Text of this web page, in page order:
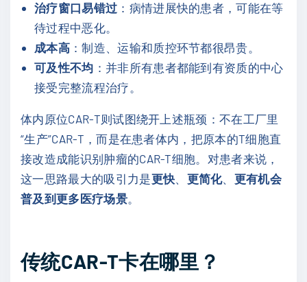
治疗窗口易错过 ：病情进展快的患者，可能在等
待过程中恶化。
成本高：制造、运输和质控环节都很昂贵。
可及性不均 ：并非所有患者都能到有资质的中心
接受完整流程治疗。
体内原位CAR-T则试图绕开上述瓶颈：不在工厂里
“生产”CAR-T，而是在患者体内，把原本的T细胞直
接改造成能识别肿瘤的CAR-T细胞。对患者来说，
这一思路最大的吸引力是更快、 更简化、 更有机会
普及到更多医疗场景。
传统CAR-T卡在哪里？